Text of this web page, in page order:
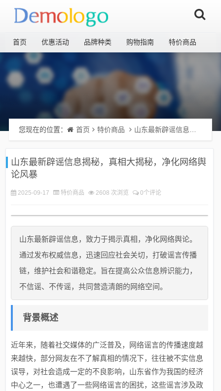
首页 优惠活动 品牌种类 购物指南 特价商品
您现在的位置： 首页 特价商品 山东最新辟谣信息揭秘，真相大揭秘，净化网络舆论风暴
山东最新辟谣信息揭秘，真相大揭秘，净化网络舆
论风暴
2025-09-17 特价商品 2608 次浏览 0个评论
山东最新辟谣信息，致力于揭示真相，净化网络舆论。
通过发布权威信息，迅速回应社会关切，打破谣言传播
链，维护社会和谐稳定。旨在提高公众信息辨识能力，
不信谣、不传谣，共同营造清朗的网络空间。
背景概述
近年来，随着社交媒体的广泛普及，网络谣言的传播速度越
来越快，部分网友在不了解真相的情况下，往往被不实信息
误导，对社会造成一定的不良影响，山东省作为我国的经济
中心之一，也遭遇了一些网络谣言的困扰，这些谣言涉及政